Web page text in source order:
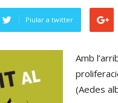
Piular a twitter
Amb
(Aedes